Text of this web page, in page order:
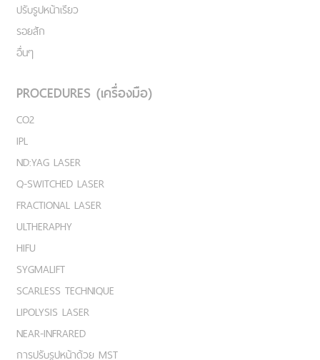
ปรับรูปหน้าเรียว
รอยสัก
อื่นๆ
PROCEDURES (เครื่องมือ)
CO2
IPL
ND:YAG LASER
Q-SWITCHED LASER
FRACTIONAL LASER
ULTHERAPHY
HIFU
SYGMALIFT
SCARLESS TECHNIQUE
LIPOLYSIS LASER
NEAR-INFRARED
การปรับรูปหน้าด้วย MST